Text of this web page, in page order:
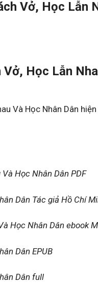
Vở, Học Lẫn
Học Lẫn
Và Học Nhân Dân
Học Nhân Dân PDF
Dân Tác giả Hồ Chí
Học Nhân Dân ebook
Dân EPUB
Dân full